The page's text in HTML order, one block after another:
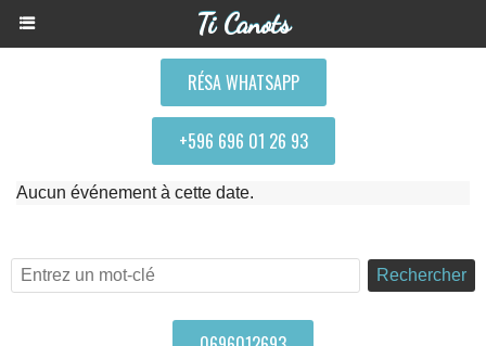
Ti Canots
RÉSA WHATSAPP
+596 696 01 26 93
Aucun événement à cette date.
Rechercher